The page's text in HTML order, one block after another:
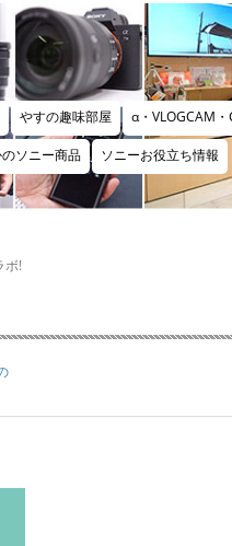
やすの趣味部屋 α・VLOGCAM
ソニー商品 ソニーお役立ち情報
ボ!